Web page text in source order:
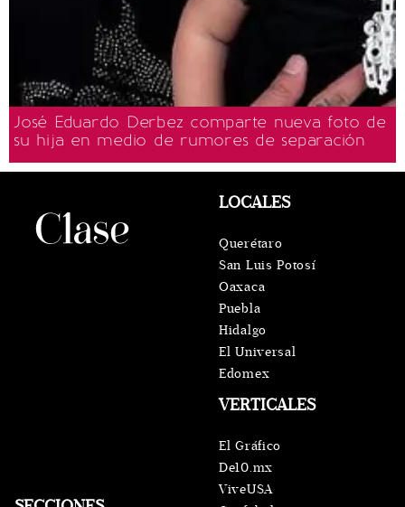
José Eduardo Derbez comparte nueva foto de
su hija en medio de rumores de separación
VERTICALES
El Gráfico
De10.mx
ViveUSA
LOCALES
Querétaro
San Luis Potosí
Oaxaca
Puebla
Hidalgo
El Universal
Edomex